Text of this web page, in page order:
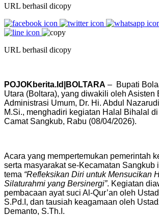
URL berhasil dicopy
URL berhasil dicopy
POJOKberita.Id|BOLTARA – Bupati
Utara (Boltara), yang diwakili oleh Asisten
Administrasi Umum, Dr. Hi. Abdul
M.Si., menghadiri kegiatan Halal Bihalal
Camat Sangkub, Rabu (08/04/2026).
Acara yang mempertemukan pemerintah
serta masyarakat se-Kecamatan Sangkub
tema “Refleksikan Diri untuk Mensucikan
Silaturahmi yang Bersinergi”. Kegiatan
pembacaan ayat suci Al-Qur’an oleh
S.Pd.I, dan tausiah keagamaan oleh
Demanto, S.Th.I.